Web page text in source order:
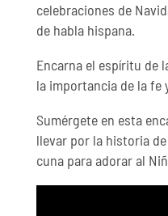
celebraciones de
de habla hispana.
Encarna el espíritu de
la importancia de la fe
Sumérgete en esta
llevar por la historia
cuna para adorar al